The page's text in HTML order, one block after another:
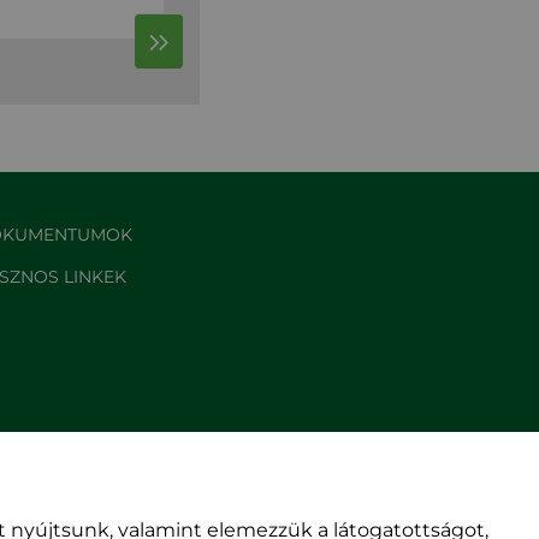
LINKEK
nyújtsunk, valamint elemezzük a látogatottságot,